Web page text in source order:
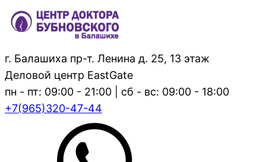
г. Балашиха пр-т. Ленина д. 25, 13 этаж
Деловой центр EastGate
пн - пт: 09:00 - 21:00 | сб - вс: 09:00 - 18:00
+7(965)320-47-44